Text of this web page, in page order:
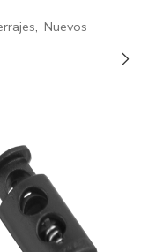
, Nuevos